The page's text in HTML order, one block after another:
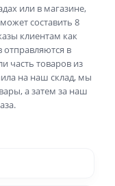
или в магазине,
составить 8
клиентам как
отправляются в
часть товаров из
на наш склад, мы
а затем за наш